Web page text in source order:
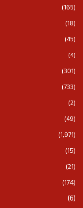
(165)
(18)
(45)
(4)
(301)
(733)
(2)
(49)
(1,971)
(15)
(21)
(174)
(6)